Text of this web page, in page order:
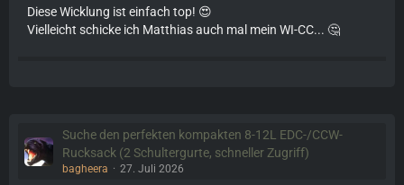
Diese Wicklung ist einfach top! 😍
Vielleicht schicke ich Matthias auch mal mein WI-CC... 🤔
Suche den perfekten kompakten 8-12L EDC-/CCW-
Rucksack (2 Schultergurte, schneller Zugriff)
bagheera 27. Juli 2026